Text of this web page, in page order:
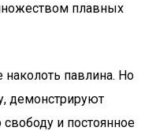
плавных
павлина. Но
демонстрируют
и постоянное